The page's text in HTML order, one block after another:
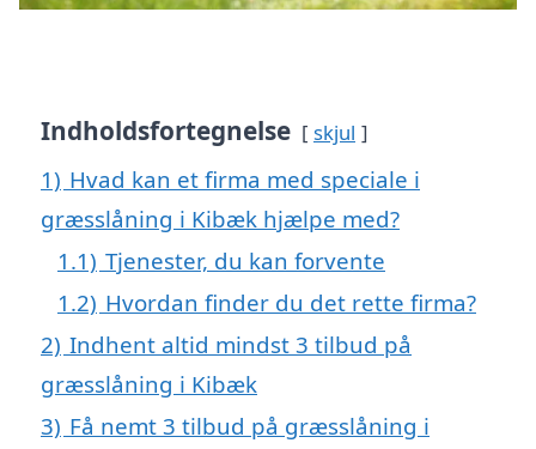
Indholdsfortegnelse skjul
1) Hvad kan et firma med speciale i
græsslåning i Kibæk hjælpe med?
1.1) Tjenester, du kan forvente
1.2) Hvordan finder du det rette firma?
2) Indhent altid mindst 3 tilbud på
græsslåning i Kibæk
3) Få nemt 3 tilbud på græsslåning i